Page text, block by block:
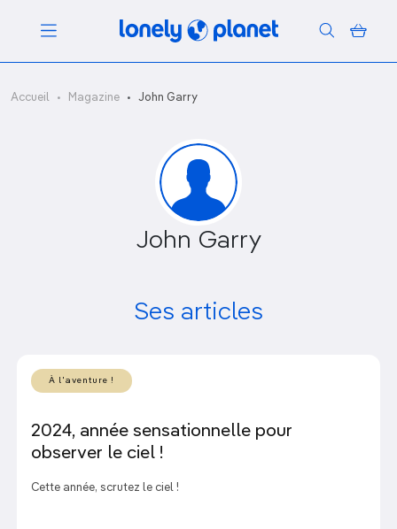
Menu
Votre recherche
Accueil Magazine John Garry
John Garry
Ses articles
À l'aventure !
2024, année sensationnelle pour
observer le ciel !
Cette année, scrutez le ciel !